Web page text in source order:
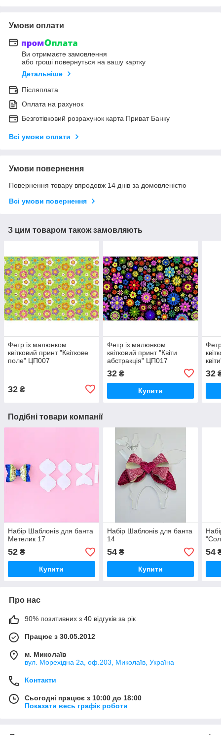
Умови оплати
Ви отримаєте замовлення
або гроші повернуться на вашу картку
Детальніше
Післяплата
Оплата на рахунок
Безготівковий розрахунок карта Приват Банку
Всі умови оплати
Умови повернення
Повернення товару впродовж 14 днів за домовленістю
Всі умови повернення
З цим товаром також замовляють
Фетр із малюнком
квітковий принт "Квіткове
поле" ЦП007
32 ₴
Фетр із малюнком
квітковий принт "Квіти
абстракція" ЦП017
32₴
Купити
32
Подібні товари компанії
Набір Шаблонів для банта
Метелик 17
52 ₴
Купити
Набір Шаблонів для банта
14
54₴
Купити
54
Про нас
90% позитивних з 40 відгуків за рік
Працює з 30.05.2012
м. Миколаїв
вул. Морехідна 2а, оф.203, Миколаїв, Україна
Контакти
Сьогодні працює з 10:00 до 18:00
Показати весь графік роботи